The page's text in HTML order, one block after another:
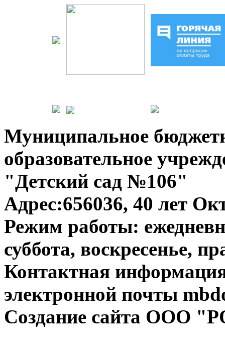
Муниципальное
образовательное
"Детский сад №106"
Адрес:656036, 40 лет
Режим работы:
суббота, воскресенье,
Контактная
электронной почты
Создание сайта ООО